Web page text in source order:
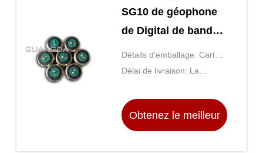
SG10 de géophone
de Digital de bande
de fréquence pour
l'exploration
Détails d'emballage: Carton
(la taille est déterminée par
Délai de livraison: La
d'achat, généralement
pendant 5 jours après
Obtenez le meilleur